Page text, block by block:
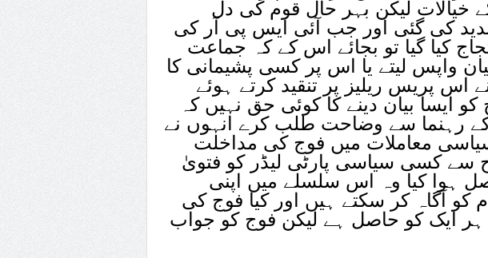
خیالات لیکن بہر حال قوم کی دل
کی گئی اور جب آئی ایس پی آر کی
کیا گیا تو بجائے اس کے کہ جماعت
بیان واپس لیتے یا اس پر کسی پشیمانی کا
اس پریس ریلیز پر تنقید کرتے ہوئے
کو ایسا بیان دینے کا کوئی حق نہیں کہ
رہنما سے وضاحت طلب کرے انہوں نے
معاملات میں فوج کی مداخلت
سے کسی سیاسی پارٹی لیڈر کو فتویٰ
ہوا کیا وہ اس سلسلے میں اپنی
کو آگاہ کر سکتے ہیں اور کیا فوج کی
ہر ایک کو حاصل ہے لیکن فوج کو جواب